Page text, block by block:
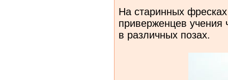
На старинных
приверженцев
в различных позах.